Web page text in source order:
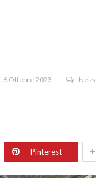
6 Ottobre 2023
Pinterest +